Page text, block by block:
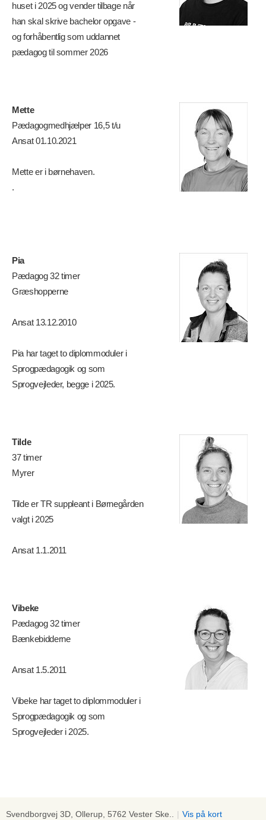
huset i 2025 og vender tilbage når
han skal skrive bachelor opgave -
og forhåbentlig som uddannet
pædagog til sommer 2026
Mette
Pædagogmedhjælper 16,5 t/u
Ansat 01.10.2021
Mette er i børnehaven.
.
Pia
Pædagog 32 timer
Græshopperne
Ansat 13.12.2010
Pia har taget to diplommoduler i
Sprogpædagogik og som
Sprogvejleder, begge i 2025.
Tilde
37 timer
Myrer
Tilde er TR suppleant i Børnegården
valgt i 2025
Ansat 1.1.2011
Vibeke
Pædagog 32 timer
Bænkebidderne
Ansat 1.5.2011
Vibeke har taget to diplommoduler i
Sprogpædagogik og som
Sprogvejleder i 2025.
Svendborgvej 3D, Ollerup, 5762 Vester Ske.. | Vis på kort